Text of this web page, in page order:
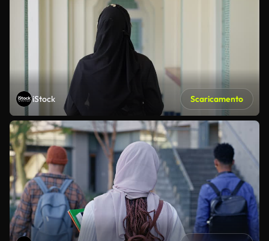
iStock Scaricamento